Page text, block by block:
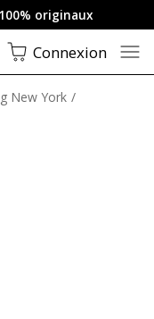
originaux
Connexion
New York